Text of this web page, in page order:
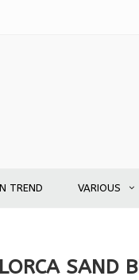
TREND VARIOUS
SAND